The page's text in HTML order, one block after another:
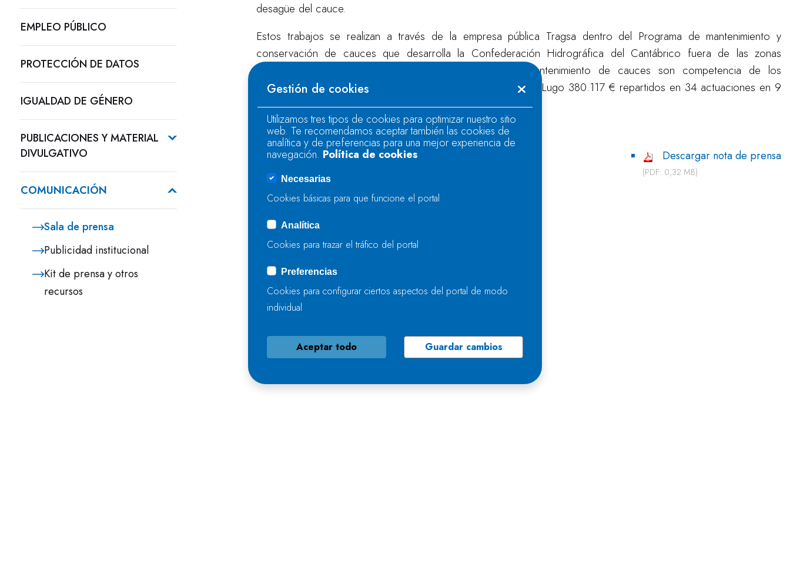
EMPLEO PÚBLICO
PROTECCIÓN DE DATOS
IGUALDAD DE GÉNERO
PUBLICACIONES Y MATERIAL
DIVULGATIVO
COMUNICACIÓN
Sala de prensa
Publicidad institucional
Kit de prensa y otros
recursos
desagüe del cauce.
Estos trabajos se realizan a través de la empresa pública Tragsa dentro del Programa de mantenimiento y
conservación de cauces que desarrolla la Confederación Hidrográfica del Cantábrico fuera de las zonas
urbanas, en las que las labores de conservación y mantenimiento de cauces son competencia de los
ayuntamientos. Durante el pasado año 2023 se invirtieron en Lugo 380.117 € repartidos en 34 actuaciones en 9
municipios.
Descargar nota de prensa
(PDF: 0,32 MB)
Gestión de cookies
Utilizamos tres tipos de cookies para optimizar nuestro sitio
web. Te recomendamos aceptar también las cookies de
analítica y de preferencias para una mejor experiencia de
navegación. Política de cookies
Necesarias
Cookies básicas para que funcione el portal
Analítica
Cookies para trazar el tráfico del portal
Preferencias
Cookies para configurar ciertos aspectos del portal de modo
individual
Aceptar todo Guardar cambios